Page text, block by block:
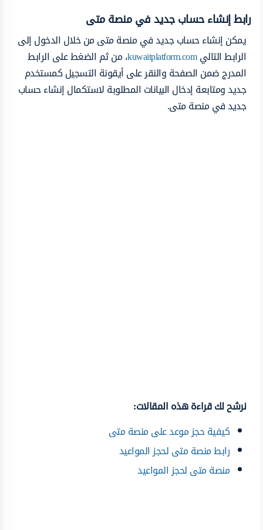
رابط إنشاء حساب جديد في منصة متى
يمكن إنشاء حساب جديد في منصة متى من خلال الدخول إلى
الرابط التاليkuwaitplatform.com، من ثم الضغط على الرابط
المدرج ضمن الصفحة والنقر على أيقونة التسجيل كمستخدم
جديد ومتابعة إدخال البيانات المطلوبة لاستكمال إنشاء حساب
جديد في منصة متى.
نرشح لك قراءة هذه المقالات:
كيفية حجز موعد على منصة متى
رابط منصة متى لحجز المواعيد
منصة متى لحجز المواعيد